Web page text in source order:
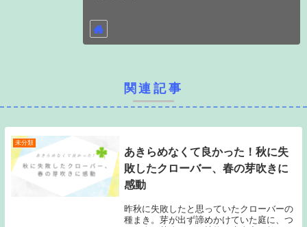
関連記事
未分類
あきらめなくて良かった！秋に失
敗したクローバー、春の芽吹きに
感動
昨秋に失敗したと思っていたクローバーの
種まき。芽が出ず諦めかけていた庭に、つ